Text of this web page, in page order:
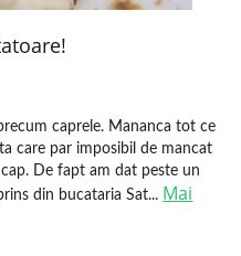
caprele. Mananca tot ce
care par imposibil de mancat
De fapt am dat peste un
din bucataria Sat... Mai